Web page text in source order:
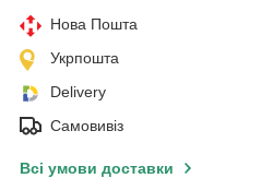
Нова Пошта
Укрпошта
Delivery
Самовивіз
Всі умови доставки